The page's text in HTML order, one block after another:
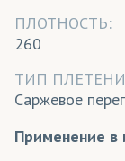
ПЛОТНОСТЬ:
260
ТИП
Саржевое
Применение в